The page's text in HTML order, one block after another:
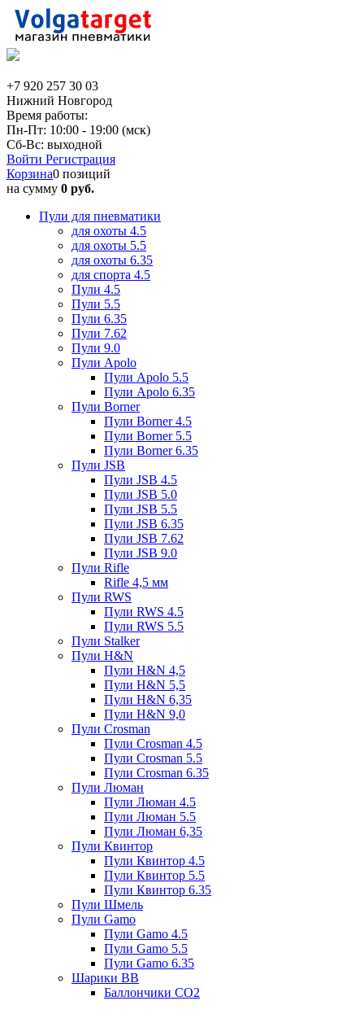
+7 920 257 30 03
Нижний Новгород
Время работы:
Пн-Пт: 10:00 - 19:00 (мск)
Сб-Вс: выходной
Войти Регистрация
Корзина0 позиций
на сумму 0 руб.
Пули для пневматики
для охоты 4.5
для охоты 5.5
для охоты 6.35
для спорта 4.5
Пули 4.5
Пули 5.5
Пули 6.35
Пули 7.62
Пули 9.0
Пули Apolo
Пули Apolo 5.5
Пули Apolo 6.35
Пули Borner
Пули Borner 4.5
Пули Borner 5.5
Пули Borner 6.35
Пули JSB
Пули JSB 4.5
Пули JSB 5.0
Пули JSB 5.5
Пули JSB 6.35
Пули JSB 7.62
Пули JSB 9.0
Пули Rifle
Rifle 4,5 мм
Пули RWS
Пули RWS 4.5
Пули RWS 5.5
Пули Stalker
Пули H&N
Пули H&N 4,5
Пули H&N 5,5
Пули H&N 6,35
Пули H&N 9,0
Пули Crosman
Пули Crosman 4.5
Пули Crosman 5.5
Пули Crosman 6.35
Пули Люман
Пули Люман 4.5
Пули Люман 5.5
Пули Люман 6,35
Пули Квинтор
Пули Квинтор 4.5
Пули Квинтор 5.5
Пули Квинтор 6.35
Пули Шмель
Пули Gamo
Пули Gamo 4.5
Пули Gamo 5.5
Пули Gamo 6.35
Шарики BB
Баллончики CO2